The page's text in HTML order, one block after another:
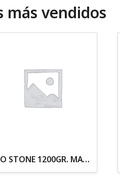
más vendidos
ZEO STONE 1200GR. MATERIAL FILTRANTE